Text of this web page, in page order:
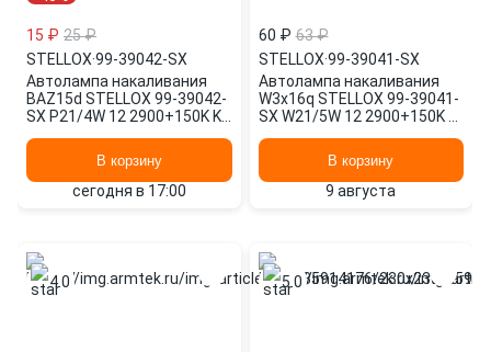
15 ₽ 25 ₽
STELLOX·99-39042-SX
Автолампа накаливания
BAZ15d STELLOX 99-39042-
SX P21/4W 12 2900+150K K
В корзину
сегодня в 17:00
60 ₽ 63 ₽
STELLOX·99-39041-SX
Автолампа накаливания
W3x16q STELLOX 99-39041-
SX W21/5W 12 2900+150K K
В корзину
9 августа
4.0 5.0